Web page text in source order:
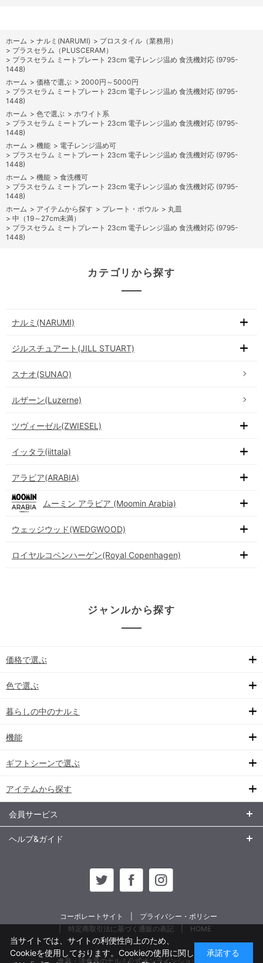
ホーム > ナルミ(NARUMI) > プロスタイル（業務用）
> プラスセラム（PLUSCERAM）
> プラスセラム ミートプレート 23cm 電子レンジ温め 食洗機対応 (9795-
1448)
ホーム > 価格で選ぶ > 2000円～5000円
> プラスセラム ミートプレート 23cm 電子レンジ温め 食洗機対応 (9795-
1448)
ホーム > 色で選ぶ > ホワイト系
> プラスセラム ミートプレート 23cm 電子レンジ温め 食洗機対応 (9795-
1448)
ホーム > 機能 > 電子レンジ温め可
> プラスセラム ミートプレート 23cm 電子レンジ温め 食洗機対応 (9795-
1448)
ホーム > 機能 > 食洗機可
> プラスセラム ミートプレート 23cm 電子レンジ温め 食洗機対応 (9795-
1448)
ホーム > アイテムから探す > プレート・ボウル > 丸皿
> 中（19～27cm未満）
> プラスセラム ミートプレート 23cm 電子レンジ温め 食洗機対応 (9795-
1448)
カテゴリから探す
ナルミ(NARUMI)
ジルスチュアート(JILL STUART)
スナオ(SUNAO)
ルザーン(Luzerne)
ツヴィーゼル(ZWIESEL)
イッタラ(iittala)
アラビア(ARABIA)
ムーミン アラビア (Moomin Arabia)
ウェッジウッド(WEDGWOOD)
ロイヤルコペンハーゲン(Royal Copenhagen)
ジャンルから探す
価格で選ぶ
色で選ぶ
暮らしの中のナルミ
機能
ギフトシーンで選ぶ
アイテムから探す
会員サービス
ヘルプ&ガイド
コーポレートサイト
プライバシー・ポリシー
特定商取引法に基づく通販の表記
HOME
食器・洋食器のナルミ公式オンラインショップ
当サイトでは、サイトの利便性向上のため、
Cookieを使用しております。Cookieの使用に関し
承諾する